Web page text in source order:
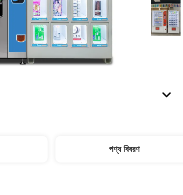
পণ্য বিবরণ